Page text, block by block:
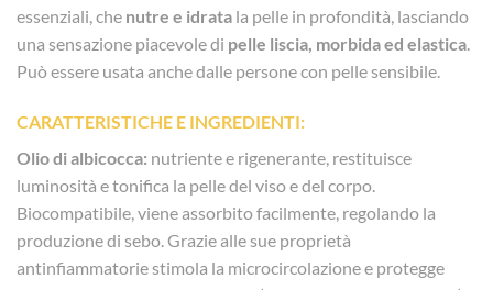
essenziali, che nutre e idrata la pelle in profondità, lasciando
una sensazione piacevole di pelle liscia, morbida ed elastica
Può essere usata anche dalle persone con pelle sensibile.
CARATTERISTICHE E INGREDIENTI:
Olio di albicocca: nutriente e rigenerante, restituisce
luminosità e tonifica la pelle del viso e del corpo.
Biocompatibile, viene assorbito facilmente, regolando la
produzione di sebo. Grazie alle sue proprietà
antinfiammatorie stimola la microcircolazione e protegge